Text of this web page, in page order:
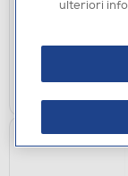
ulteriori